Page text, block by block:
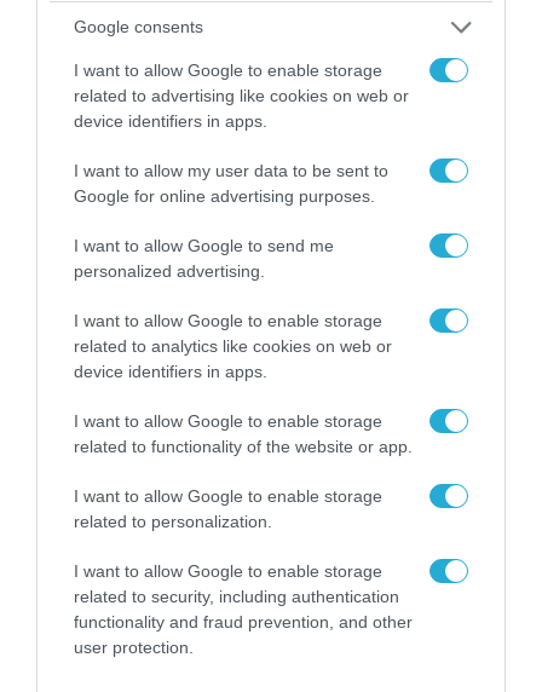
Google consents
I want to allow Google to enable storage
related to advertising like cookies on web or
device identifiers in apps.
I want to allow my user data to be sent to
Google for online advertising purposes.
I want to allow Google to send me
personalized advertising.
I want to allow Google to enable storage
related to analytics like cookies on web or
device identifiers in apps.
I want to allow Google to enable storage
related to functionality of the website or app.
I want to allow Google to enable storage
related to personalization.
I want to allow Google to enable storage
related to security, including authentication
functionality and fraud prevention, and other
user protection.
«Επιχείρηση ελεύθερα πεζοδρόμια» στην
Αθήνα: Απομακρύνθηκαν παράνομα
αντικείμενα από κοινόχρηστους χώρους
ΠΟΛΙΤΙΚΗ
06.08.2026 | 14:02